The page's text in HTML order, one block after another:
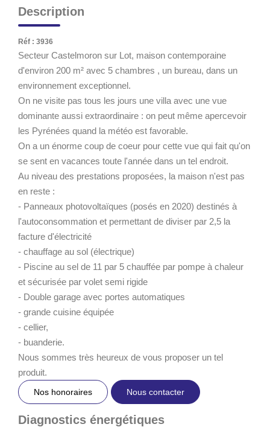
Description
Réf : 3936
Secteur Castelmoron sur Lot, maison contemporaine
d'environ 200 m² avec 5 chambres , un bureau, dans un
environnement exceptionnel.
On ne visite pas tous les jours une villa avec une vue
dominante aussi extraordinaire : on peut même apercevoir
les Pyrénées quand la météo est favorable.
On a un énorme coup de coeur pour cette vue qui fait qu'on
se sent en vacances toute l'année dans un tel endroit.
Au niveau des prestations proposées, la maison n'est pas
en reste :
- Panneaux photovoltaïques (posés en 2020) destinés à
l'autoconsommation et permettant de diviser par 2,5 la
facture d'électricité
- chauffage au sol (électrique)
- Piscine au sel de 11 par 5 chauffée par pompe à chaleur
et sécurisée par volet semi rigide
- Double garage avec portes automatiques
- grande cuisine équipée
- cellier,
- buanderie.
Nous sommes très heureux de vous proposer un tel
produit.
Nos honoraires Nous contacter
Diagnostics énergétiques